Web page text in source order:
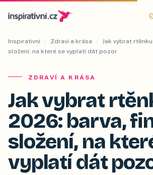
Inspirativní / Zdraví a krása / Jak vybrat
složení, na které se vyplatí dát pozor
ZDRAVÍ A KRÁSA
Jak vybrat
2026: barva,
složení, na
vyplatí dát